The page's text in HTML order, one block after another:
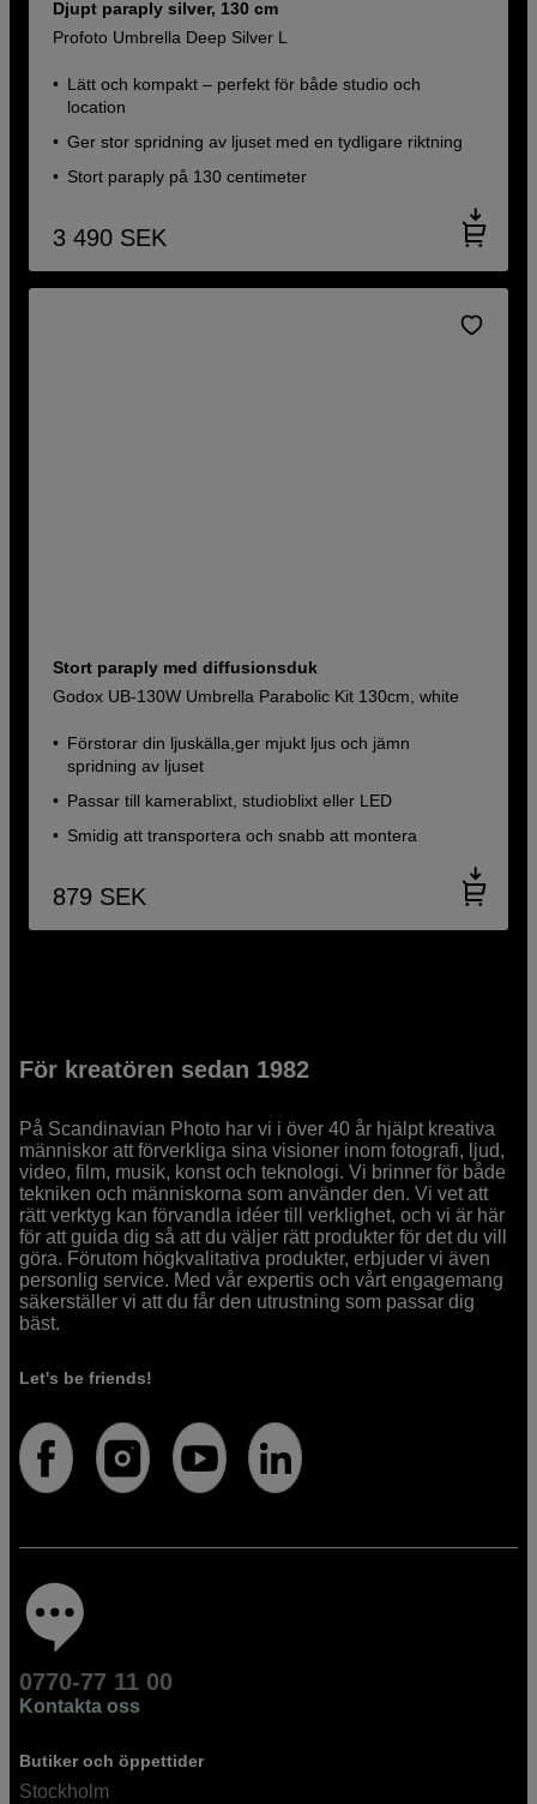
Djupt paraply silver, 130 cm
Profoto Umbrella Deep Silver L
Lätt och kompakt – perfekt för både studio och
location
Ger stor spridning av ljuset med en tydligare riktning
Stort paraply på 130 centimeter
3 490 SEK
Stort paraply med diffusionsduk
Godox UB-130W Umbrella Parabolic Kit 130cm, white
Förstorar din ljuskälla,ger mjukt ljus och jämn
spridning av ljuset
Passar till kamerablixt, studioblixt eller LED
Smidig att transportera och snabb att montera
879 SEK
För kreatören sedan 1982
På Scandinavian Photo har vi i över 40 år hjälpt kreativa
människor att förverkliga sina visioner inom fotografi, ljud,
video, film, musik, konst och teknologi. Vi brinner för både
tekniken och människorna som använder den. Vi vet att
rätt verktyg kan förvandla idéer till verklighet, och vi är här
för att guida dig så att du väljer rätt produkter för det du vill
göra. Förutom högkvalitativa produkter, erbjuder vi även
personlig service. Med vår expertis och vårt engagemang
säkerställer vi att du får den utrustning som passar dig
bäst.
Let's be friends!
0770-77 11 00
Kontakta oss
Butiker och öppettider
Stockholm